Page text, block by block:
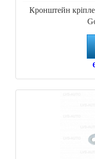
Кронштейн